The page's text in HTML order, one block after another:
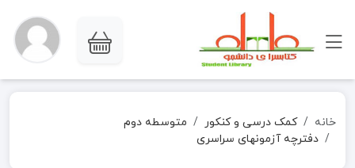
خانه کمک درسی و کنکور
متوسطه دوم
دفترچه آزمونهای سراسری